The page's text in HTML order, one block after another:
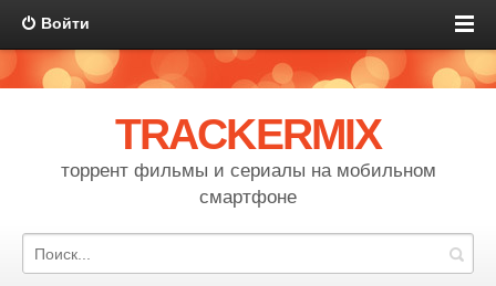
Войти
TRACKERMIX
торрент фильмы и сериалы на мобильном
смартфоне